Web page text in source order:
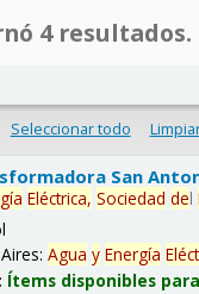
4 resultados.
Seleccionar todo
San
Eléctrica, Sociedad del
Agua y Energía
Ítems disponibles